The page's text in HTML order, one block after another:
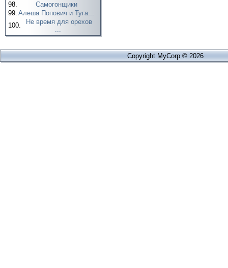
98.
Самогонщики
99. Алеша Попович и Туга...
100.
Не время для орехов
...
Copyright MyCorp © 2026